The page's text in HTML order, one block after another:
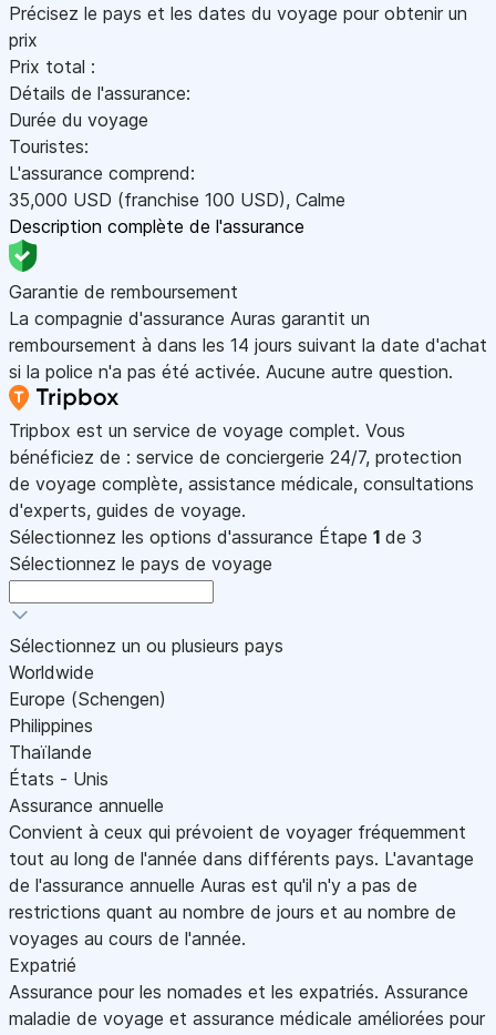
Précisez le pays et les dates du voyage pour obtenir un
prix
Prix total :
Détails de l'assurance:
Durée du voyage
Touristes:
L'assurance comprend:
35,000 USD (franchise 100 USD), Calme
Description complète de l'assurance
Garantie de remboursement
La compagnie d'assurance Auras garantit un
remboursement à dans les 14 jours suivant la date d'achat
si la police n'a pas été activée. Aucune autre question.
Tripbox est un service de voyage complet. Vous
bénéficiez de : service de conciergerie 24/7, protection
de voyage complète, assistance médicale, consultations
d'experts, guides de voyage.
Sélectionnez les options d'assurance Étape 1 de 3
Sélectionnez le pays de voyage
Sélectionnez un ou plusieurs pays
Worldwide
Europe (Schengen)
Philippines
Thaïlande
États - Unis
Assurance annuelle
Convient à ceux qui prévoient de voyager fréquemment
tout au long de l'année dans différents pays. L'avantage
de l'assurance annuelle Auras est qu'il n'y a pas de
restrictions quant au nombre de jours et au nombre de
voyages au cours de l'année.
Expatrié
Assurance pour les nomades et les expatriés. Assurance
maladie de voyage et assurance médicale améliorées pour